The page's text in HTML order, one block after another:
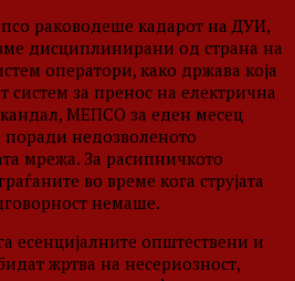
раководеше кадарот на ДУИ,
дисциплинирани од страна на
оператори, како држава која
систем за пренос на електрична
МЕПСО за еден месец
недозволеното
мрежа. За расипничкото
во време кога струјата
немаше.
есенцијалните општествени и
жртва на несериозност,